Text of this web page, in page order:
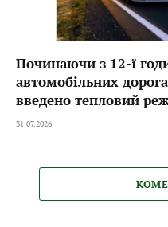
Починаючи з 12-ї
автомобільних
введено тепловий
31.07.2026